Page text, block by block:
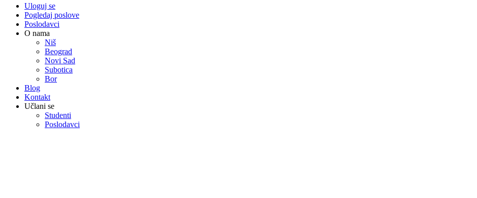
Uloguj se
Pogledaj poslove
Poslodavci
O nama
Niš
Beograd
Novi Sad
Subotica
Bor
Blog
Kontakt
Učlani se
Studenti
Poslodavci